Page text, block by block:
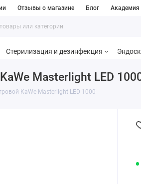
Отзывы о магазине Блог Академия
Стерилизация и дезинфекция
Masterlight LED
KaWe Masterlight LED 1000